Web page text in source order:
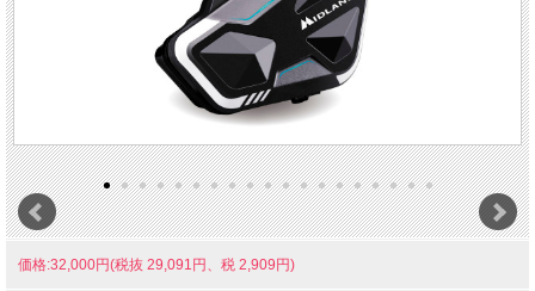
価格:32,000円(税抜 29,091円、税 2,909円)